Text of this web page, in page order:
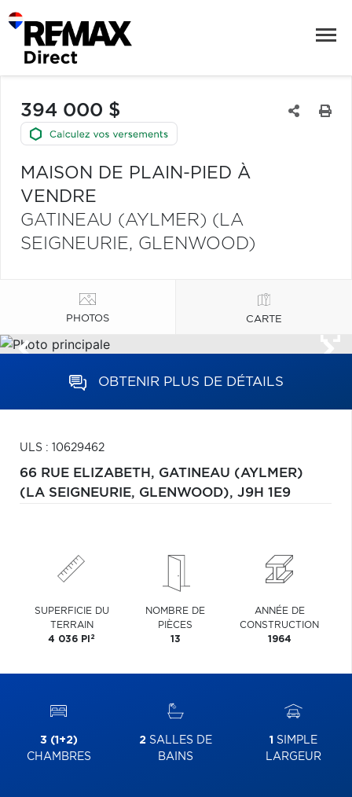
394 000 $
MAISON DE PLAIN-PIED À
VENDRE
GATINEAU (AYLMER) (LA
SEIGNEURIE, GLENWOOD)
PHOTOS CARTE
OBTENIR PLUS DE DÉTAILS
ULS : 10629462
66 RUE ELIZABETH, GATINEAU (AYLMER)
(LA SEIGNEURIE, GLENWOOD), J9H 1E9
SUPERFICIE DU
TERRAIN
4 036 PI 2
NOMBRE DE
PIÈCES
13
ANNÉE DE
CONSTRUCTION
1964
3 (1+2)
CHAMBRES
2 SALLES DE
BAINS
1 SIMPLE
LARGEUR